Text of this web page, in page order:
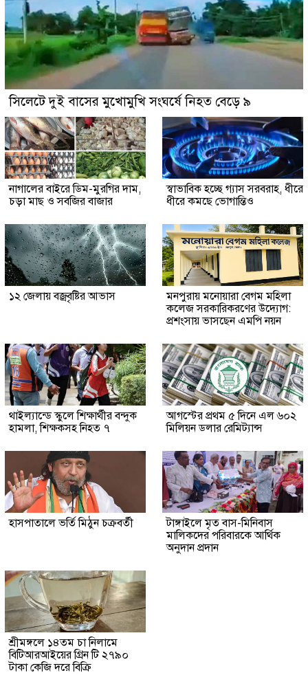
সিলেটে দুই বাসের মুখোমুখি সংঘর্ষে নিহত বেড়ে ৯
নাগালের বাইরে ডিম-মুরগির দাম,
চড়া মাছ ও সবজির বাজার
স্বাভাবিক হচ্ছে গ্যাস সরবরাহ, ধীরে
ধীরে কমছে ভোগান্তিও
১২ জেলায় বজ্রবৃষ্টির আভাস
মনপুরায় মনোয়ারা বেগম মহিলা
কলেজ সরকারিকরণের উদ্যোগ:
প্রশংসায় ভাসছেন এমপি নয়ন
থাইল্যান্ডে স্কুলে শিক্ষার্থীর বন্দুক
হামলা, শিক্ষকসহ নিহত ৭
আগস্টের প্রথম ৫ দিনে এল ৬০২
মিলিয়ন ডলার রেমিট্যান্স
হাসপাতালে ভর্তি মিঠুন চক্রবর্তী
টাঙ্গাইলে মৃত বাস-মিনিবাস
মালিকদের পরিবারকে আর্থিক
অনুদান প্রদান
শ্রীমঙ্গলে ১৪তম চা নিলামে
বিটিআরআইয়ের গ্রিন টি ২৭৯০
টাকা কেজি দরে বিক্রি